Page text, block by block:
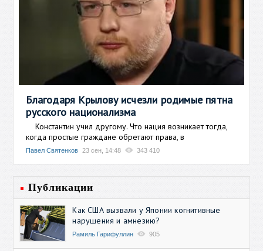
Благодаря Крылову исчезли родимые пятна
русского национализма
Константин учил другому. Что нация возникает тогда,
когда простые граждане обретают права, в
Павел Святенков 23 сен, 14:48 343 410
Публикации
Как США вызвали у Японии когнитивные
нарушения и амнезию?
Рамиль Гарифуллин 905